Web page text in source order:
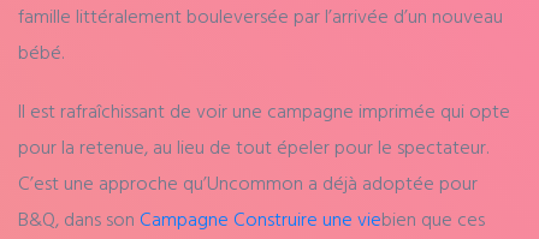
famille littéralement bouleversée par l’arrivée d’un nouveau
bébé.
Il est rafraîchissant de voir une campagne imprimée qui opte
pour la retenue, au lieu de tout épeler pour le spectateur.
C’est une approche qu’Uncommon a déjà adoptée pour
B&Q, dans son Campagne Construire une viebien que ces